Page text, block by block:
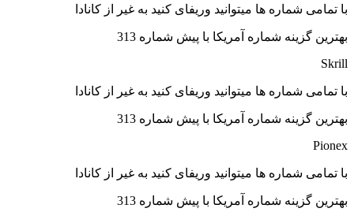
با تمامی شماره ها میتوانید وریفای کنید به غیر از کانادا
بهترین گزینه شماره آمریکا با پیش شماره 313
Skrill
با تمامی شماره ها میتوانید وریفای کنید به غیر از کانادا
بهترین گزینه شماره آمریکا با پیش شماره 313
Pionex
با تمامی شماره ها میتوانید وریفای کنید به غیر از کانادا
بهترین گزینه شماره آمریکا با پیش شماره 313